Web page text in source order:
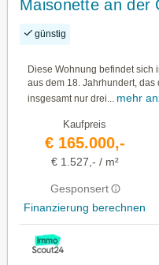
Maisonette an der
günstig
Diese Wohnung befindet sich
aus dem 18. Jahrhundert,
insgesamt nur drei...
mehr
Kaufpreis
€ 165.000,-
€ 1.527,- / m²
Gesponsert
Finanzierung berechnen